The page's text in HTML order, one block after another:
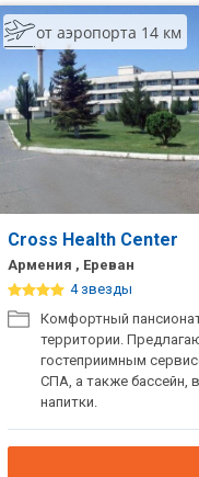
от аэропорта 14 км
Cross Health Center
Армения , Ереван
4 звезды
Комфортный
территории.
гостеприимным
СПА, а также бассейн,
напитки.